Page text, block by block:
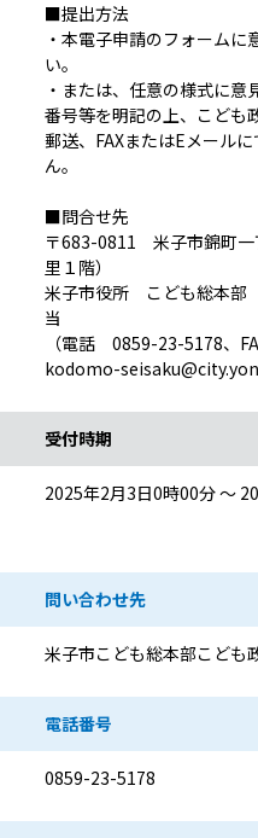
■提出方法
・本電子申請のフォーム
い。
・または、任意の様式に
番号等を明記の上、こども
郵送、FAXまたはEメール
ん。
■問合せ先
〒683-0811 米子市錦町一
里１階）
米子市役所 こども総本
当
（電話 0859-23-5178、
kodomo-
受付時期
2025年2月3日0時00分 ～
問い合わせ先
米子市こども総本部こども
電話番号
0859-23-5178